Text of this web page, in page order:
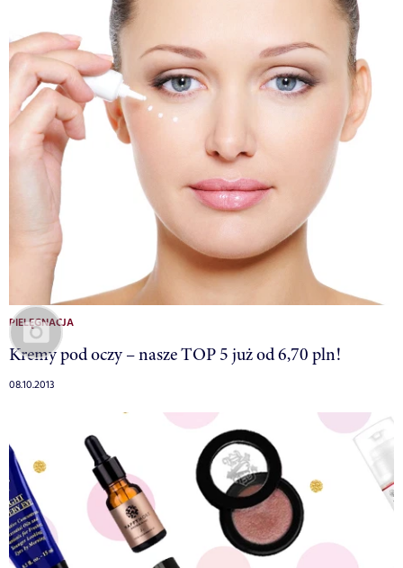
PIELĘGNACJA
Kremy pod oczy – nasze TOP 5 już od 6,70 pln!
08.10.2013